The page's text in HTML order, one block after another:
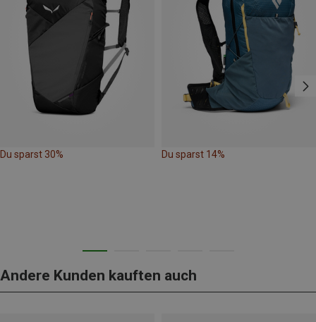
Du sparst 30% Du sparst 14%
Andere Kunden kauften auch